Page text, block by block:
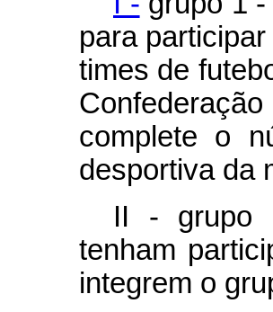
para participar
times de
complete o
desportiva da
II - grupo
tenham
integrem o